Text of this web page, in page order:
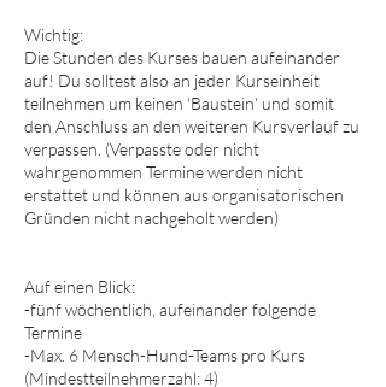
Wichtig:
Die Stunden des Kurses bauen aufeinander
auf! Du solltest also an jeder Kurseinheit
teilnehmen um keinen 'Baustein' und somit
den Anschluss an den weiteren Kursverlauf zu
verpassen. (Verpasste oder nicht
wahrgenommen Termine werden nicht
erstattet und können aus organisatorischen
Gründen nicht nachgeholt werden)
​Auf einen Blick:
-fünf wöchentlich, aufeinander folgende
Termine
-Max. 6 Mensch-Hund-Teams pro Kurs
(Mindestteilnehmerzahl: 4)